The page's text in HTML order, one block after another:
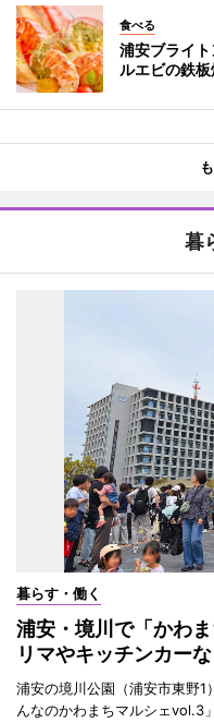
食べる
浦安ブライ
ルエビの鉄
暮
暮らす・働く
浦安・境川で「かわ
リマやキッチンカー
浦安の境川公園（浦安市東野
んなのかわまちマルシェvol.3